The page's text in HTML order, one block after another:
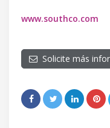
www.southco.com
Solicite más